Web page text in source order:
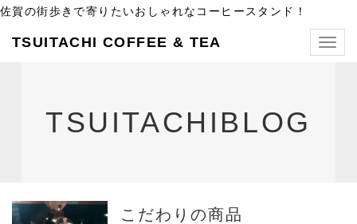
佐賀の街歩きで寄りたいおしゃれなコーヒースタンド！
TSUITACHI COFFEE & TEA
TSUITACHIBLOG
こだわりの商品